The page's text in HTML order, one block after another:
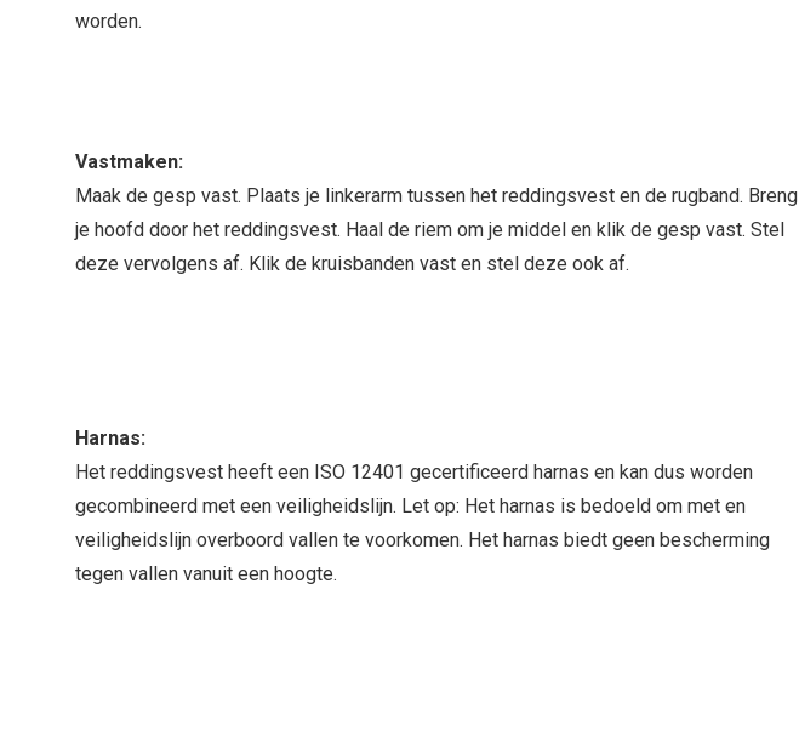
worden.
Vastmaken:
Maak de gesp vast. Plaats je linkerarm tussen het reddingsvest en de rugband. Breng
je hoofd door het reddingsvest. Haal de riem om je middel en klik de gesp vast. Stel
deze vervolgens af. Klik de kruisbanden vast en stel deze ook af.
Harnas:
Het reddingsvest heeft een ISO 12401 gecertificeerd harnas en kan dus worden
gecombineerd met een veiligheidslijn. Let op: Het harnas is bedoeld om met en
veiligheidslijn overboord vallen te voorkomen. Het harnas biedt geen bescherming
tegen vallen vanuit een hoogte.